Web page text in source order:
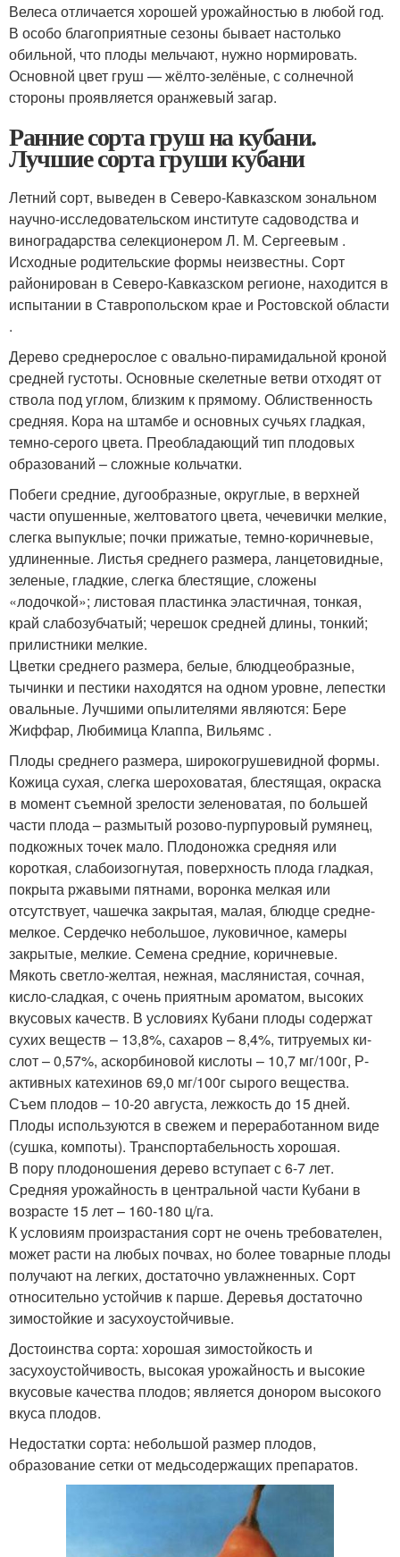
Велеса отличается хорошей урожайностью в любой год.
В особо благоприятные сезоны бывает настолько
обильной, что плоды мельчают, нужно нормировать.
Основной цвет груш — жёлто-зелёные, с солнечной
стороны проявляется оранжевый загар.
Ранние сорта груш на кубани.
Лучшие сорта груши кубани
Летний сорт, выведен в Северо-Кавказском зональном
научно-исследовательском институте садоводства и
виноградарства селекционером Л. М. Сергеевым .
Исходные родительские формы неизвестны. Сорт
районирован в Северо-Кавказском регионе, находится в
испытании в Ставропольском крае и Ростовской области
.
Дерево среднерослое с овально-пирамидальной кроной
средней густоты. Основные скелетные ветви отходят от
ствола под углом, близким к прямому. Облиственность
средняя. Кора на штамбе и основных сучьях гладкая,
темно-серого цвета. Преобладающий тип плодовых
образований – сложные кольчатки.
Побеги средние, дугообразные, округлые, в верхней
части опушенные, жел­товатого цвета, чечевички мелкие,
слегка выпуклые; почки прижатые, темно-коричневые,
удлиненные. Листья среднего размера, ланцетовидные,
зеленые, гладкие, слегка блестящие, сложены
«лодочкой»; листовая пластинка эластичная, тонкая,
край слабозубчатый; черешок средней длины, тонкий;
прилистники мел­кие.
Цветки среднего размера, белые, блюдцеобразные,
тычинки и пестики нахо­дятся на одном уровне, лепестки
овальные. Лучшими опылителями являются: Бере
Жиффар, Любимица Клаппа, Вильямс .
Плоды среднего размера, широкогрушевидной формы.
Кожица сухая, слегка шероховатая, блестящая, окраска
в момент съемной зрелости зеленоватая, по большей
части плода – размытый розово-пурпуровый ру­мянец,
подкожных точек мало. Плодоножка средняя или
короткая, слабоизогнутая, поверхность плода гладкая,
покрыта ржавыми пят­нами, воронка мелкая или
отсутствует, чашечка закрытая, малая, блюдце средне-
мелкое. Сер­дечко небольшое, луковичное, камеры
закрытые, мелкие. Семена средние, корич­невые.
Мякоть светло-желтая, нежная, маслянистая, соч­ная,
кисло-сладкая, с очень приятным ароматом, высоких
вкусовых качеств. В условиях Кубани плоды содержат
сухих веществ – 13,8%, сахаров – 8,4%, титруемых ки­
слот – 0,57%, аскорбиновой кислоты – 10,7 мг/100г, Р-
активных катехинов 69,0 мг/100г сырого вещества.
Съем плодов – 10-20 августа, лежкость до 15 дней.
Плоды используются в свежем и переработанном виде
(сушка, компоты). Транспортабельность хорошая.
В пору плодоношения дерево вступает с 6-7 лет.
Средняя урожайность в центральной части Кубани в
возрасте 15 лет – 160-180 ц/га.
К условиям произрастания сорт не очень требователен,
может расти на лю­бых почвах, но более товарные плоды
получают на легких, достаточно увлажнен­ных. Сорт
относительно устойчив к парше. Деревья достаточно
зимостойкие и за­сухоустойчивые.
Достоинства сорта: хорошая зимостойкость и
засухоустойчивость, высокая урожайность и высокие
вкусовые качества плодов; является донором высокого
вкуса плодов.
Недостатки сорта: небольшой размер плодов,
образование сетки от медь­содержащих препаратов.